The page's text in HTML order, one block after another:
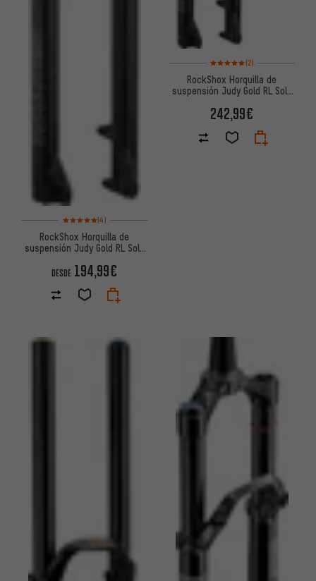
Valoración media: 5 de 5 basada en 4 reseñas
(4)
RockShox Horquilla de
suspensión Judy Gold RL Solo
DESDE 194,99€
Valoración media: 5 de 5
(2)
RockShox Horquilla de
suspensión Judy Gold RL Solo
242,99€